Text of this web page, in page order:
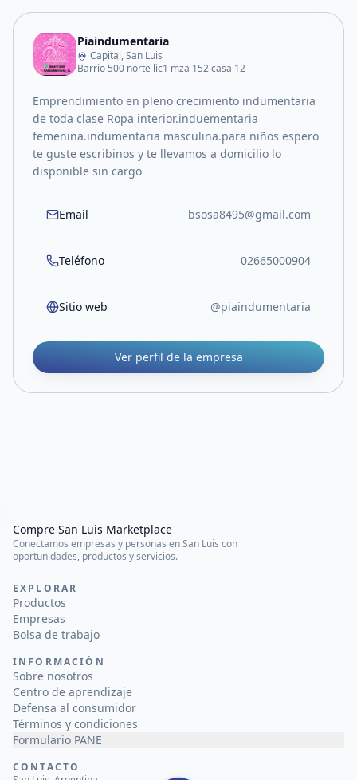
Piaindumentaria
Capital, San Luis
Barrio 500 norte lic1 mza 152 casa 12
Emprendimiento en pleno crecimiento indumentaria
de toda clase Ropa interior.induementaria
femenina.indumentaria masculina.para niños espero
te guste escribinos y te llevamos a domicilio lo
disponible sin cargo
Email bsosa8495@gmail.com
Teléfono 02665000904
Sitio web @piaindumentaria
Ver perfil de la empresa
Compre San Luis Marketplace
Conectamos empresas y personas en San Luis con
oportunidades, productos y servicios.
EXPLORAR
Productos
Empresas
Bolsa de trabajo
INFORMACIÓN
Sobre nosotros
Centro de aprendizaje
Defensa al consumidor
Términos y condiciones
Formulario PANE
CONTACTO